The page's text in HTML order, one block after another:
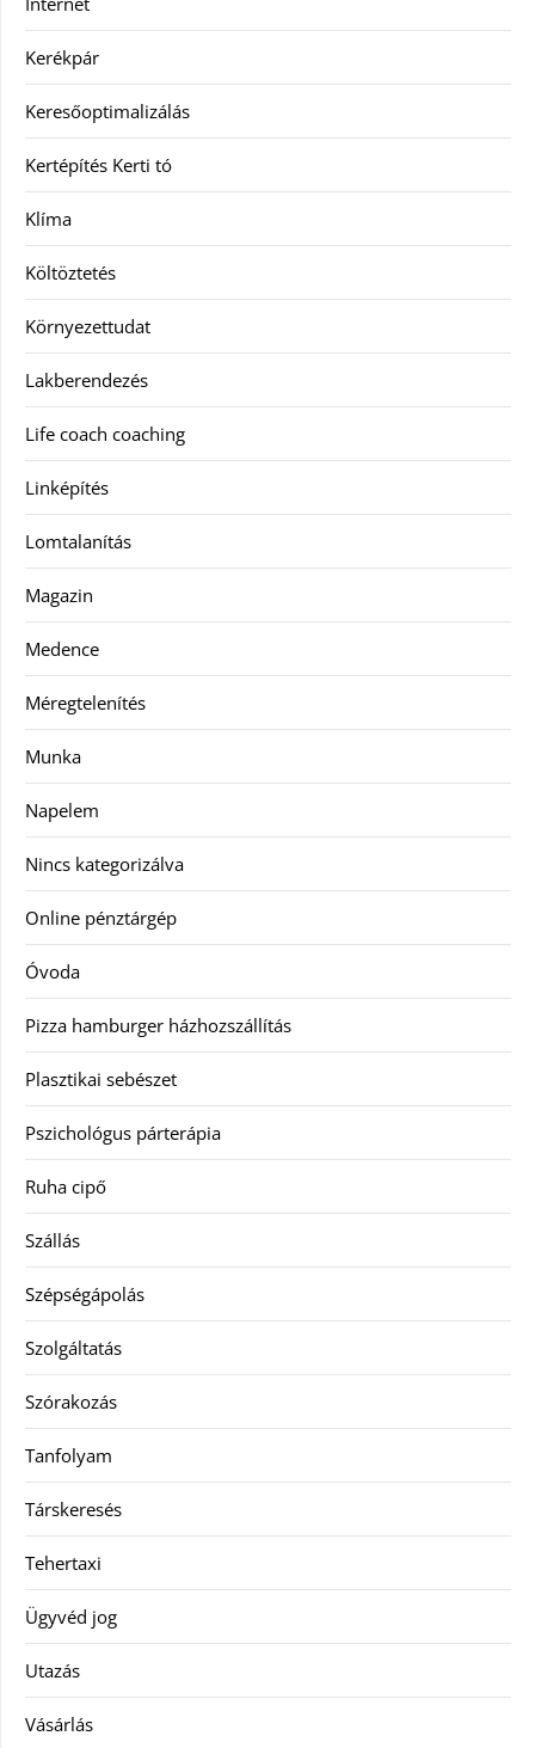
Kerékpár
Keresőoptimalizálás
Kertépítés Kerti tó
Klíma
Költöztetés
Környezettudat
Lakberendezés
Life coach coaching
Linképítés
Lomtalanítás
Magazin
Medence
Méregtelenítés
Munka
Napelem
Nincs kategorizálva
Online pénztárgép
Óvoda
Pizza hamburger házhozszállítás
Plasztikai sebészet
Pszichológus párterápia
Ruha cipő
Szállás
Szépségápolás
Szolgáltatás
Szórakozás
Tanfolyam
Társkeresés
Tehertaxi
Ügyvéd jog
Utazás
Vásárlás